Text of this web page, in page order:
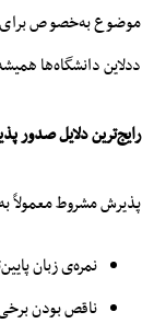
موضوع به‌خصوص برای
ددلاین دانشگاه‌ها
رایج‌ترین دلایل صدور
پذیرش مشروط معمولاً
نمره‌ی زبان
ناقص بودن